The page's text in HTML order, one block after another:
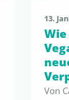
13.
Von